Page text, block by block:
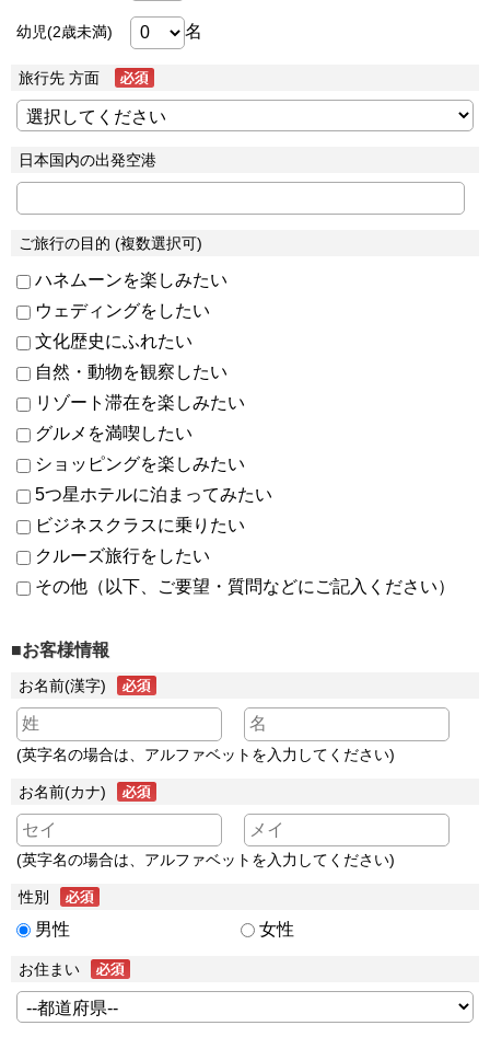
幼児(2歳未満) 名
旅行先 方面
日本国内の出発空港
ご旅行の目的 (複数選択可)
ハネムーンを楽しみたい
ウェディングをしたい
文化歴史にふれたい
自然・動物を観察したい
リゾート滞在を楽しみたい
グルメを満喫したい
ショッピングを楽しみたい
5つ星ホテルに泊まってみたい
ビジネスクラスに乗りたい
クルーズ旅行をしたい
その他（以下、ご要望・質問などにご記入ください）
■お客様情報
お名前(漢字)
(英字名の場合は、アルファベットを入力してください)
お名前(カナ)
(英字名の場合は、アルファベットを入力してください)
性別
男性 女性
お住まい